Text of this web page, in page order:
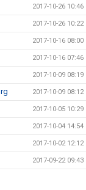
2017-10-26 10:46
2017-10-26 10:22
2017-10-16 08:00
2017-10-16 07:46
2017-10-09 08:19
2017-10-09 08:12
2017-10-05 10:29
2017-10-04 14:54
2017-10-02 12:12
2017-09-22 09:43